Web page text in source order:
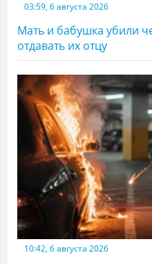
03:59, 6 августа 2026
Мать и бабушка убили
отдавать их отцу
10:42, 6 августа 2026